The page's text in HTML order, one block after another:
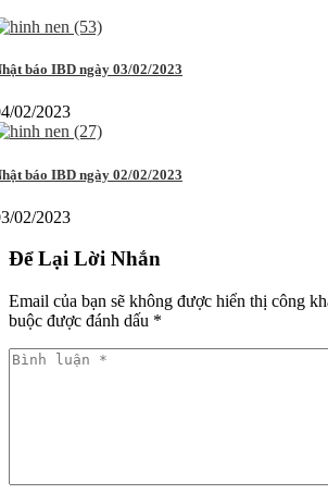
báo IBD ngày 03/02/2023
02/2023
báo IBD ngày 02/02/2023
02/2023
Để Lại Lời Nhắn
Email của bạn sẽ không được hiển thị công
buộc được đánh dấu *